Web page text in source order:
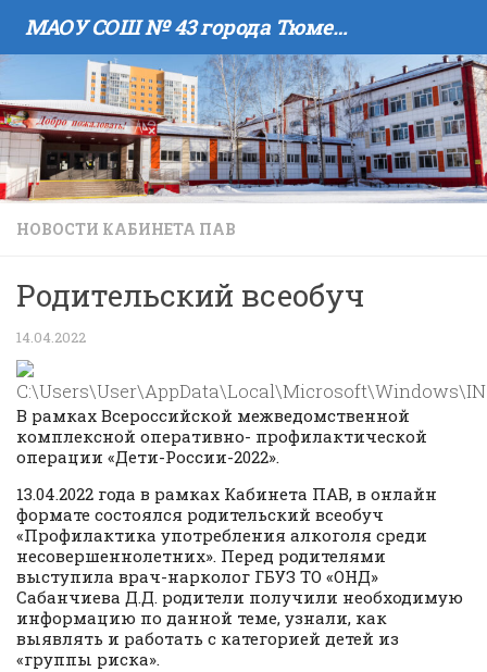
Skip to content МАОУ COШ № 43 города Тюмени имени В.И. Муравленко
НОВОСТИ КАБИНЕТА ПАВ
Родительский всеобуч
14.04.2022
В рамках Всероссийской межведомственной
комплексной оперативно- профилактической
операции «Дети-России-2022».
13.04.2022 года в рамках Кабинета ПАВ, в онлайн
формате состоялся родительский всеобуч
«Профилактика употребления алкоголя среди
несовершеннолетних». Перед родителями
выступила врач-нарколог ГБУЗ ТО «ОНД»
Сабанчиева Д.Д. родители получили необходимую
информацию по данной теме, узнали, как
выявлять и работать с категорией детей из
«группы риска».